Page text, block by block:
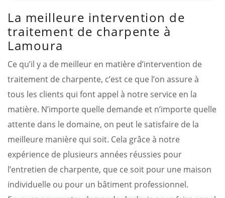
La meilleure intervention de
traitement de charpente à
Lamoura
Ce qu’il y a de meilleur en matière d’intervention de
traitement de charpente, c’est ce que l’on assure à
tous les clients qui font appel à notre service en la
matière. N’importe quelle demande et n’importe quelle
attente dans le domaine, on peut le satisfaire de la
meilleure manière qui soit. Cela grâce à notre
expérience de plusieurs années réussies pour
l’entretien de charpente, que ce soit pour une maison
individuelle ou pour un bâtiment professionnel.